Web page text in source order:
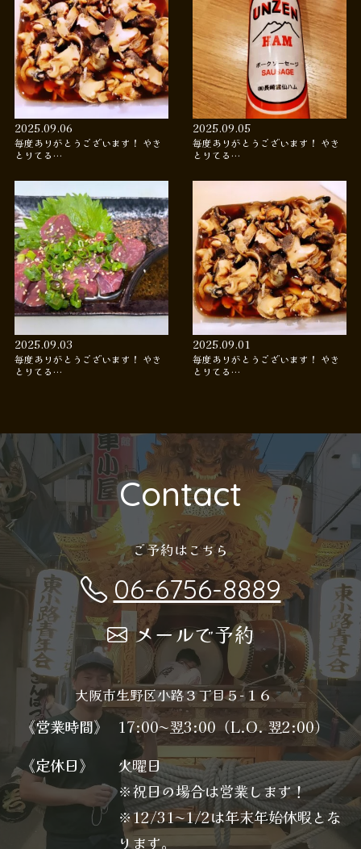
2025.09.06
毎度ありがとうございます！ やき
とりてる…
2025.09.05
毎度ありがとうございます！ やき
とりてる…
2025.09.03
毎度ありがとうございます！ やき
とりてる…
2025.09.01
毎度ありがとうございます！ やき
とりてる…
Contact
ご予約はこちら
06-6756-8889
メールで予約
大阪市生野区小路３丁目５−１６
《営業時間》
17:00〜翌3:00（L.O. 翌2:00）
《定休日》
火曜日
※祝日の場合は営業します！
※12/31〜1/2は年末年始休暇とな
ります。